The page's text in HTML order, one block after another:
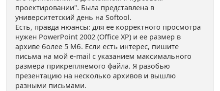
проектировании". Была представлена в
университетский день на Softool.
Есть, правда нюансы: для ее корректного просмотра
нужен PowerPoint 2002 (Office XP) и ее размер в
архиве более 5 Мб. Если есть интерес, пишите
письма на мой e-mail с указанием максимального
размера прикрепляемого файла. Я разобью
презентацию на несколько архивов и вышлю
разными письмами.